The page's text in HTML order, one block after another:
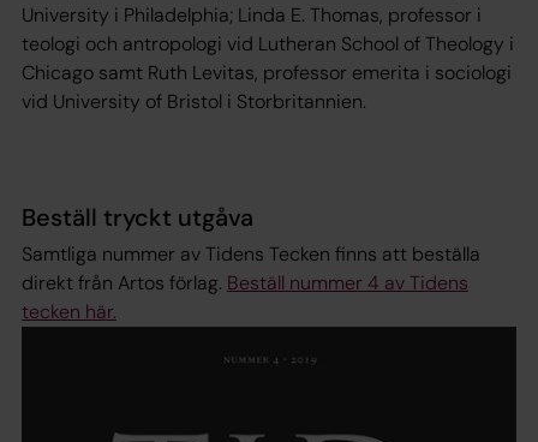
University i Philadelphia; Linda E. Thomas, professor i
teologi och antropologi vid Lutheran School of Theology i
Chicago samt Ruth Levitas, professor emerita i sociologi
vid University of Bristol i Storbritannien.
Beställ tryckt utgåva
Samtliga nummer av Tidens Tecken finns att beställa
direkt från Artos förlag. Beställ nummer 4 av Tidens
tecken här.